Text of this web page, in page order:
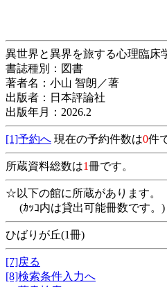
異世界と異界を旅する心
書誌種別：図書
著者名：小山 智朗／著
出版者：日本評論社
出版年月：2026.2
[1]予約へ 現在の予約件数は0件
所蔵資料総数は1冊です。
☆以下の館に所蔵があります。
(ｶｯｺ内は貸出可能冊数です。)
ひばりが丘(1冊)
[7]戻る
[8]検索条件入力へ